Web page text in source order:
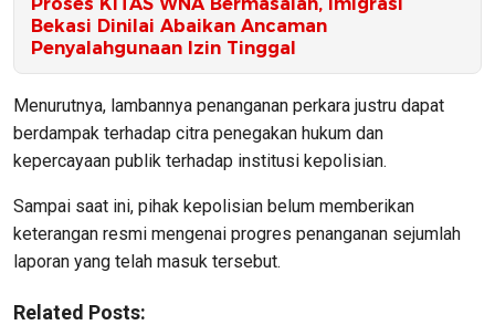
Bekasi Dinilai Abaikan Ancaman
Penyalahgunaan Izin Tinggal
Menurutnya, lambannya penanganan perkara justru dapat
berdampak terhadap citra penegakan hukum dan
kepercayaan publik terhadap institusi kepolisian.
Sampai saat ini, pihak kepolisian belum memberikan
keterangan resmi mengenai progres penanganan sejumlah
laporan yang telah masuk tersebut.
Related Posts: